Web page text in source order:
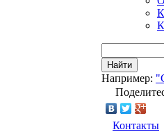
Найти
Например:
Контакты